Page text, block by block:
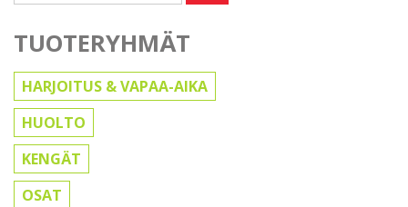
TUOTERYHMÄT
HARJOITUS & VAPAA-AIKA
HUOLTO
KENGÄT
OSAT